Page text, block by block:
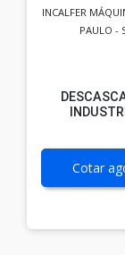
INCALFER
PAULO -
Cotar